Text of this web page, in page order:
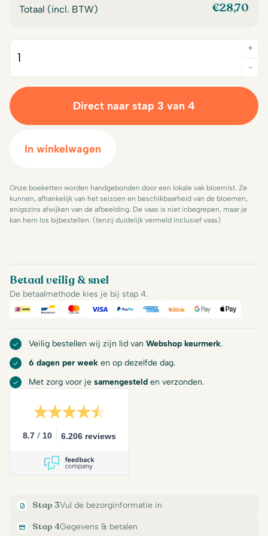
Totaal (incl. BTW) €28,70
-
+
Direct naar stap 3 van 4
In winkelwagen
Onze boeketten worden handgebonden door een lokale vak bloemist. Ze
kunnen, afhankelijk van het seizoen en beschikbaarheid van de bloemen,
enigszins afwijken van de afbeelding. De vaas is niet inbegrepen, maar je
kan hem los bijbestellen. (tenzij duidelijk vermeld inclusief vaas)
Betaal veilig & snel
De betaalmethode kies je bij stap 4.
iDeal Bancontact
Mastercard
Visa PayPalAmerican Express
BillinkGoogle Pay
Apple
Veilig bestellen wij zijn lid van Webshop keurmerk.
6 dagen per week en op dezelfde dag.
Met zorg voor je samengesteld en verzonden.
8.7 / 10 6.206 reviews
Stap 3Vul de bezorginformatie in
Stap 4Gegevens & betalen